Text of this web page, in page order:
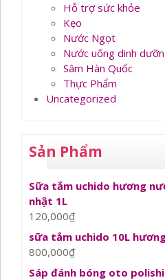
Hỗ trợ sức khỏe
Kẹo
Nước Ngọt
Nước uống dinh
Sâm Hàn Quốc
Thực Phẩm
Uncategorized
Sản Phẩm
Sữa tắm uchido hương
nhật 1L
120,000₫
sữa tắm uchido 10L
800,000₫
Sáp đánh bóng oto